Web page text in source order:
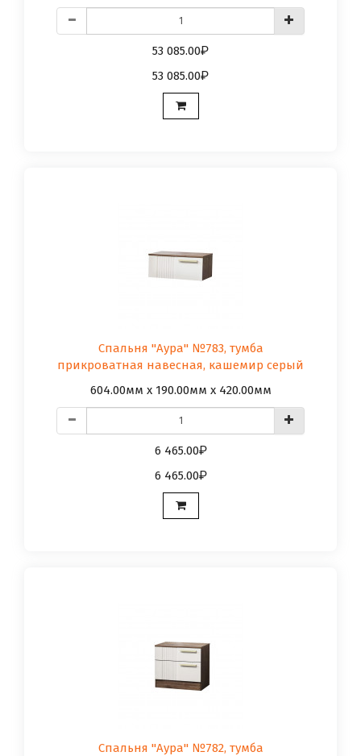
53 085.00
53 085.00
Спальня "Аура" №783, тумба
прикроватная навесная, кашемир серый
604.00мм x 190.00мм x 420.00мм
6 465.00
6 465.00
Спальня "Аура" №782, тумба